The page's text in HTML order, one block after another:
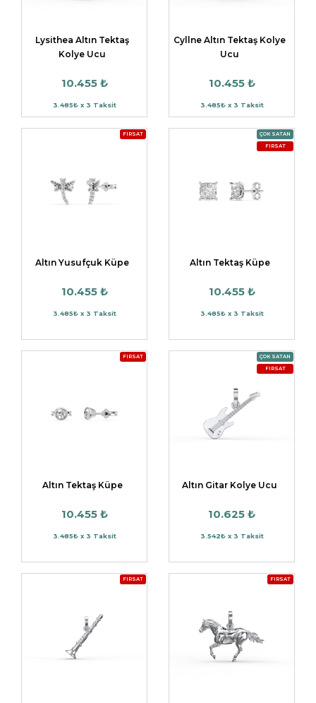
Lysithea Altın Tektaş
Kolye Ucu
10.455 ₺
3.485₺ x 3 Taksit
Cyllne Altın Tektaş Kolye
Ucu
10.455 ₺
3.485₺ x 3 Taksit
FIRSAT
Altın Yusufçuk Küpe
10.455 ₺
3.485₺ x 3 Taksit
ÇOK SATAN
FIRSAT
Altın Tektaş Küpe
10.455 ₺
3.485₺ x 3 Taksit
FIRSAT
Altın Tektaş Küpe
10.455 ₺
3.485₺ x 3 Taksit
ÇOK SATAN
FIRSAT
Altın Gitar Kolye Ucu
10.625 ₺
3.542₺ x 3 Taksit
FIRSAT FIRSAT